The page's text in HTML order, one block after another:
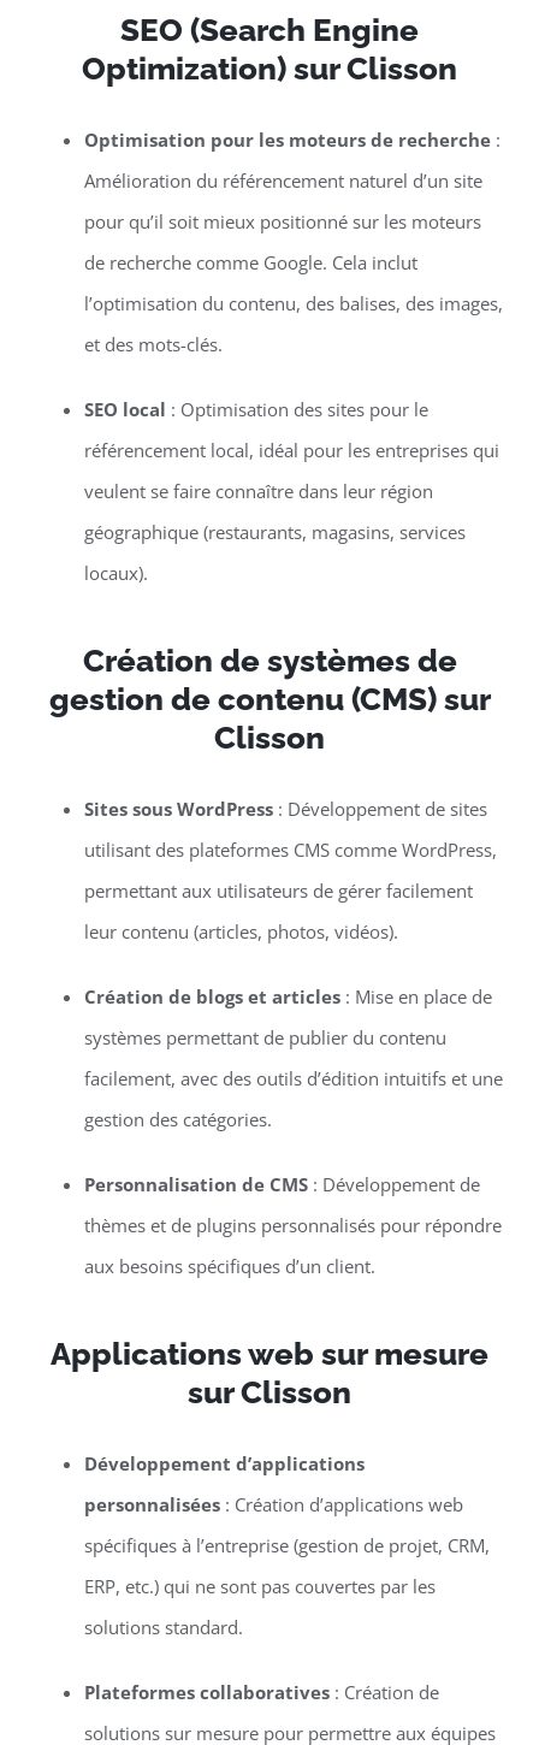
SEO (Search Engine
Optimization) sur Clisson
Optimisation pour les moteurs de recherche:
Amélioration du référencement naturel d’un site
pour qu’il soit mieux positionné sur les moteurs
de recherche comme Google. Cela inclut
l’optimisation du contenu, des balises, des images,
et des mots-clés.
SEO local : Optimisation des sites pour le
référencement local, idéal pour les entreprises qui
veulent se faire connaître dans leur région
géographique (restaurants, magasins, services
locaux).
Création de systèmes de
gestion de contenu (CMS) sur
Clisson
Sites sous WordPress: Développement de sites
utilisant des plateformes CMS comme WordPress,
permettant aux utilisateurs de gérer facilement
leur contenu (articles, photos, vidéos).
Création de blogs et articles: Mise en place de
systèmes permettant de publier du contenu
facilement, avec des outils d’édition intuitifs et une
gestion des catégories.
Personnalisation de CMS: Développement de
thèmes et de plugins personnalisés pour répondre
aux besoins spécifiques d’un client.
Applications web sur mesure
sur Clisson
Développement d’applications
personnalisées: Création d’applications web
spécifiques à l’entreprise (gestion de projet, CRM,
ERP, etc.) qui ne sont pas couvertes par les
solutions standard.
Plateformes collaboratives: Création de
solutions sur mesure pour permettre aux équipes